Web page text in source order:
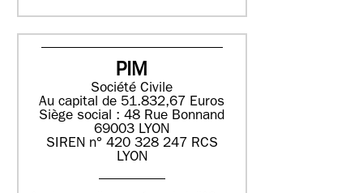
PIM
Société Civile
Au capital de 51.832,67 Euros
Siège social : 48 Rue Bonnand
69003 LYON
SIREN n° 420 328 247 RCS
LYON